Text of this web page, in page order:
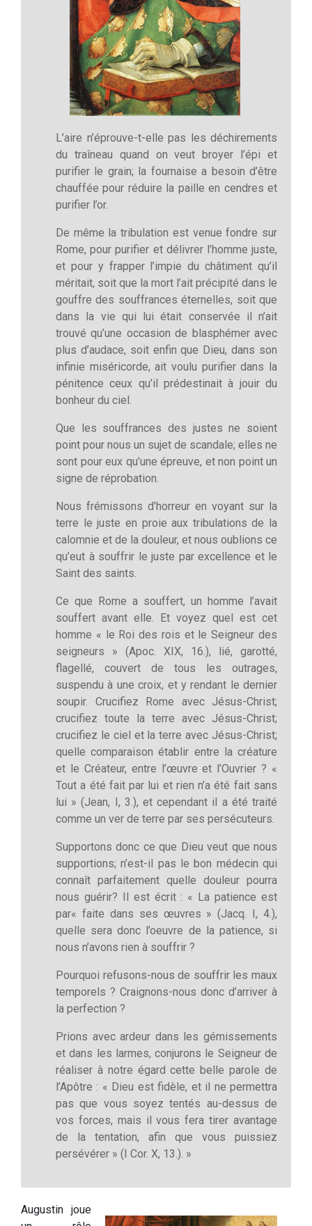
L’aire n’éprouve-t-elle pas les déchirements
du traîneau quand on veut broyer l’épi et
purifier le grain; la fournaise a besoin d’être
chauffée pour réduire la paille en cendres et
purifier l’or.
De même la tribulation est venue fondre sur
Rome, pour purifier et délivrer l’homme juste,
et pour y frapper l’impie du châtiment qu’il
méritait, soit que la mort l’ait précipité dans le
gouffre des souffrances éternelles, soit que
dans la vie qui lui était conservée il n’ait
trouvé qu’une occasion de blasphémer avec
plus d’audace, soit enfin que Dieu, dans son
infinie miséricorde, ait voulu purifier dans la
pénitence ceux qu’il prédestinait à jouir du
bonheur du ciel.
Que les souffrances des justes ne soient
point pour nous un sujet de scandale; elles ne
sont pour eux qu’une épreuve, et non point un
signe de réprobation.
Nous frémissons d’horreur en voyant sur la
terre le juste en proie aux tribulations de la
calomnie et de la douleur, et nous oublions ce
qu’eut à souffrir le juste par excellence et le
Saint des saints.
Ce que Rome a souffert, un homme l’avait
souffert avant elle. Et voyez quel est cet
homme « le Roi des rois et le Seigneur des
seigneurs » (Apoc. XIX, 16.), lié, garotté,
flagellé, couvert de tous les outrages,
suspendu à une croix, et y rendant le dernier
soupir. Crucifiez Rome avec Jésus-Christ;
crucifiez toute la terre avec Jésus-Christ;
crucifiez le ciel et la terre avec Jésus-Christ;
quelle comparaison établir entre la créature
et le Créateur, entre l’œuvre et l’Ouvrier ? «
Tout a été fait par lui et rien n’a été fait sans
lui » (Jean, I, 3.), et cependant il a été traité
comme un ver de terre par ses persécuteurs.
Supportons donc ce que Dieu veut que nous
supportions; n’est-il pas le bon médecin qui
connaît parfaitement quelle douleur pourra
nous guérir? Il est écrit : « La patience est
par« faite dans ses œuvres » (Jacq. I, 4.),
quelle sera donc l’oeuvre de la patience, si
nous n’avons rien à souffrir ?
Pourquoi refusons-nous de souffrir les maux
temporels ? Craignons-nous donc d’arriver à
la perfection ?
Prions avec ardeur dans les gémissements
et dans les larmes, conjurons le Seigneur de
réaliser à notre égard cette belle parole de
l’Apôtre : « Dieu est fidèle, et il ne permettra
pas que vous soyez tentés au-dessus de
vos forces, mais il vous fera tirer avantage
de la tentation, afin que vous puissiez
persévérer » (I Cor. X, 13.). »
Augustin joue